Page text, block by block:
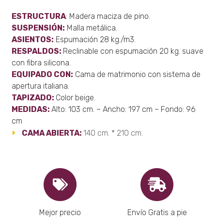
ESTRUCTURA: Madera maciza de pino.
SUSPENSIÓN: Malla metálica.
ASIENTOS: Espumación 28 kg./m3.
RESPALDOS: Reclinable con espumación 20 kg. suave
con fibra silicona.
EQUIPADO CON: Cama de matrimonio con sistema de
apertura italiana.
TAPIZADO: Color beige.
MEDIDAS: Alto: 103 cm. – Ancho: 197 cm – Fondo: 96
cm
CAMA ABIERTA:140 cm. * 210 cm.
Mejor precio
Envío Gratis a pie